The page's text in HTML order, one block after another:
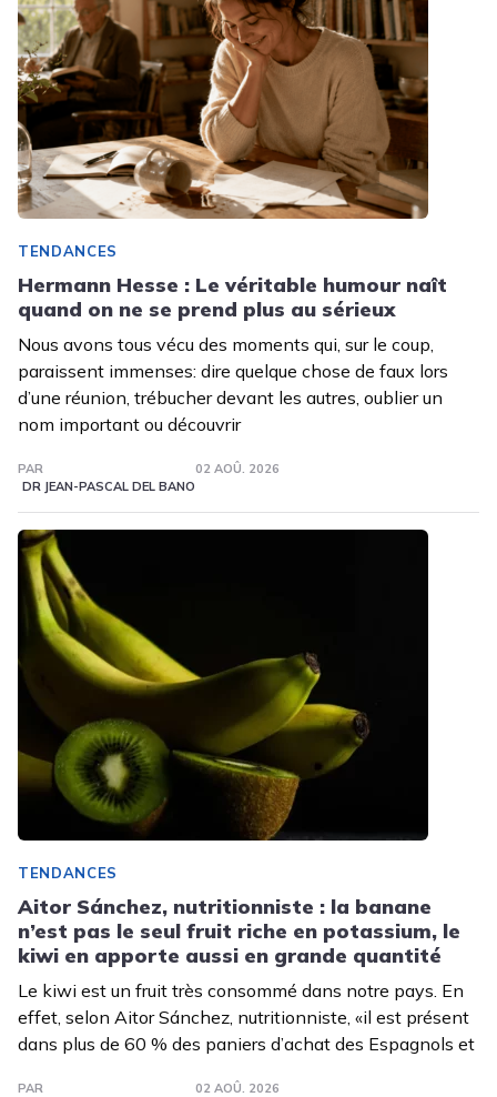
TENDANCES
Hermann Hesse : Le véritable humour naît
quand on ne se prend plus au sérieux
Nous avons tous vécu des moments qui, sur le coup,
paraissent immenses: dire quelque chose de faux lors
d’une réunion, trébucher devant les autres, oublier un
nom important ou découvrir
PAR
DR JEAN-PASCAL DEL BANO
02 AOÛ. 2026
TENDANCES
Aitor Sánchez, nutritionniste : la banane
n’est pas le seul fruit riche en potassium, le
kiwi en apporte aussi en grande quantité
Le kiwi est un fruit très consommé dans notre pays. En
effet, selon Aitor Sánchez, nutritionniste, «il est présent
dans plus de 60 % des paniers d’achat des Espagnols et
PAR
02 AOÛ. 2026